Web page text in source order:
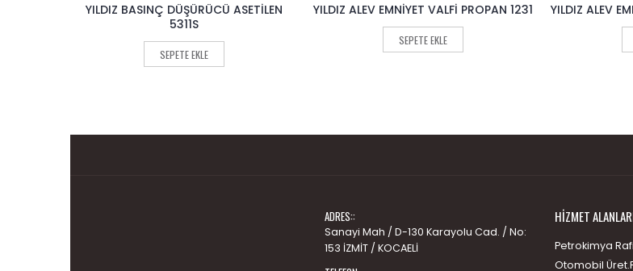
0
out
5
YILDIZ BASINÇ DÜŞÜRÜCÜ ASETİLEN
5311S
SEPETE EKLE
0
of
5
YILDIZ ALEV EMNİYET VALFİ PROPAN 1231
SEPETE EKLE
YILDIZ ALEV
ADRES::
Sanayi Mah / D-130 Karayolu Cad. / No:
153 İZMİT / KOCAELİ
HIZMET
Petrokimya
Otomobil